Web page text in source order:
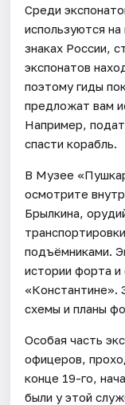
Среди
используются на
знаках России,
экспонатов
поэтому гиды
предложат вам
Например,
спасти корабль.
В Музее
осмотрите
Брылкина,
подъёмниками.
истории форта
«Константине».
схемы и планы
Особая часть
офицеров,
конце 19-го,
были у этой